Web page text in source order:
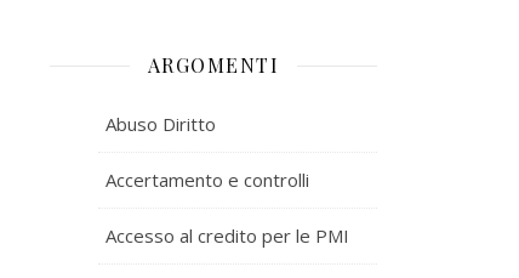
ARGOMENTI
Abuso Diritto
Accertamento e controlli
Accesso al credito per le PMI